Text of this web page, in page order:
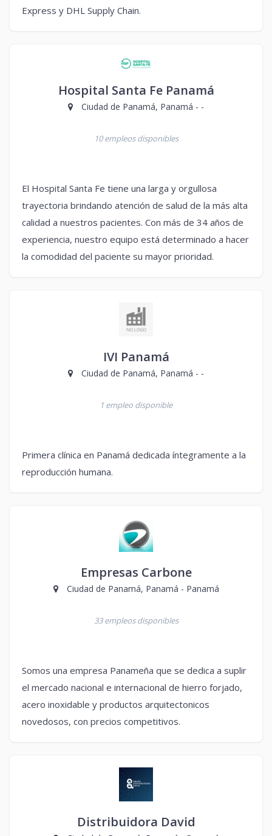
Express y DHL Supply Chain.
Hospital Santa Fe Panamá
Ciudad de Panamá, Panamá - -
10 empleos disponibles
El Hospital Santa Fe tiene una larga y orgullosa
trayectoria brindando atención de salud de la más alta
calidad a nuestros pacientes. Con más de 34 años de
experiencia, nuestro equipo está determinado a hacer
la comodidad del paciente su mayor prioridad.
IVI Panamá
Ciudad de Panamá, Panamá - -
1 empleo disponible
Primera clínica en Panamá dedicada íntegramente a la
reproducción humana.
Empresas Carbone
Ciudad de Panamá, Panamá - Panamá
33 empleos disponibles
Somos una empresa Panameña que se dedica a suplir
el mercado nacional e internacional de hierro forjado,
acero inoxidable y productos arquitectonicos
novedosos, con precios competitivos.
Distribuidora David